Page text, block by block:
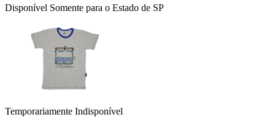
Disponível Somente para o Estado de SP
Temporariamente Indisponível